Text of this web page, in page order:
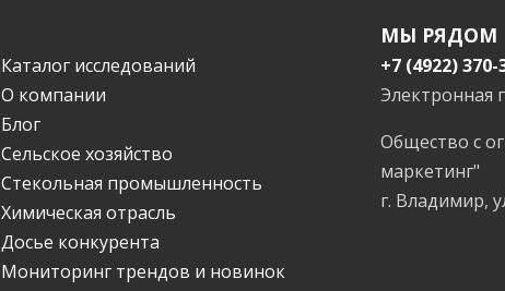
Каталог исследований
О компании
Блог
Сельское хозяйство
Стекольная промышленность
Химическая отрасль
Досье конкурента
Мониторинг трендов и новинок
МЫ РЯДОМ
+7 (4922) 370-
Электронная
Общество с
маркетинг"
г. Владимир,